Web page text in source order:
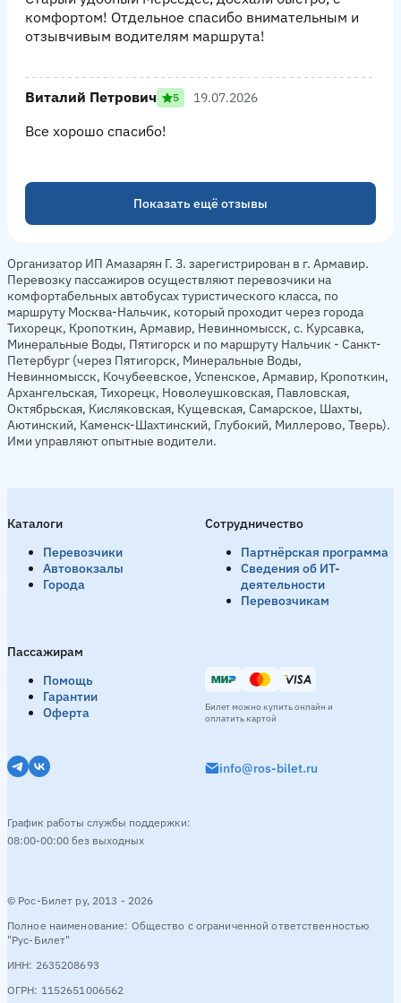
комфортом! Отдельное спасибо внимательным и
отзывчивым водителям маршрута!
Виталий Петрович 5 19.07.2026
Все хорошо спасибо!
Показать ещё отзывы
Организатор ИП Амазарян Г. З. зарегистрирован в г. Армавир.
Перевозку пассажиров осуществляют перевозчики на
комфортабельных автобусах туристического класса, по
маршруту Москва-Нальчик, который проходит через города
Тихорецк, Кропоткин, Армавир, Невинномысск, с. Курсавка,
Минеральные Воды, Пятигорск и по маршруту Нальчик - Санкт-
Петербург (через Пятигорск, Минеральные Воды,
Невинномысск, Кочубеевское, Успенское, Армавир, Кропоткин,
Архангельская, Тихорецк, Новолеушковская, Павловская,
Октябрьская, Кисляковская, Кущевская, Самарское, Шахты,
Аютинский, Каменск-Шахтинский, Глубокий, Миллерово, Тверь).
Ими управляют опытные водители.
Каталоги
Перевозчики
Автовокзалы
Города
Пассажирам
Помощь
Гарантии
Оферта
Сотрудничество
Партнёрская программа
Сведения об ИТ-
деятельности
Перевозчикам
© Рос-Билет ру, 2013 - 2026
Полное наименование: Общество с ограниченной ответственностью
"Рус-Билет"
ИНН: 2635208693
ОГРН: 1152651006562
info@ros-bilet.ru
График работы службы поддержки:
08:00-00:00 без выходных
Билет можно купить онлайн и
оплатить картой